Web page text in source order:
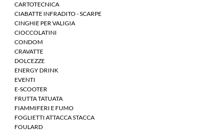
CARTOTECNICA
CIABATTE INFRADITO - SCARPE
CINGHIE PER VALIGIA
CIOCCOLATINI
CONDOM
CRAVATTE
DOLCEZZE
ENERGY DRINK
EVENTI
E-SCOOTER
FRUTTA TATUATA
FIAMMIFERI E FUMO
FOGLIETTI ATTACCA STACCA
FOULARD